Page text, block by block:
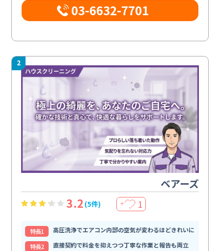
03-6632-7701
2
ベアーズ
3.2 (5件) ＋ 1
特⻑1
高圧洗浄でエアコン内部の空気が変わるほどきれいに
特⻑2
直接契約で料金を抑えつつ丁寧な作業と報告も両立